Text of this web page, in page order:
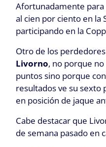
Afortunadamente
al cien por ciento en la
participando en la
Otro de los
Livorno, no porque
puntos sino porque
resultados ve su sexto
en posición de jaque
Cabe destacar que
de semana pasado en